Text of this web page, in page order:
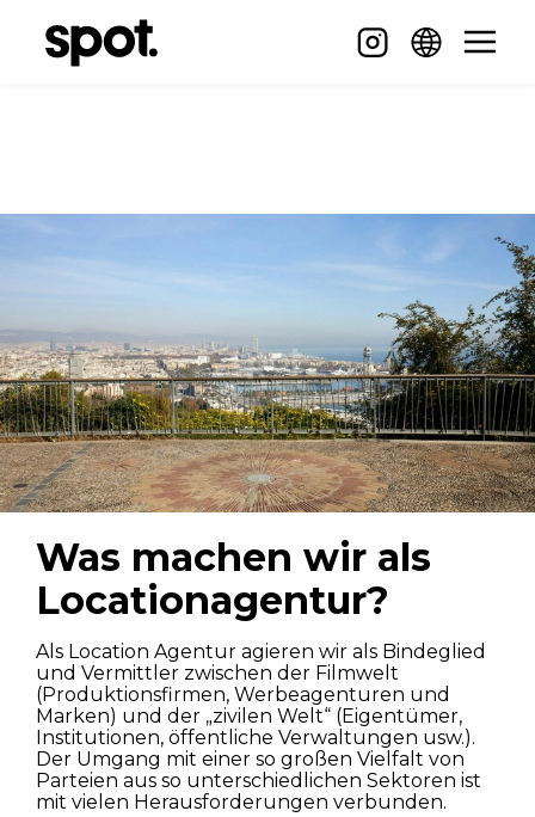
Was machen wir als
Locationagentur?
Als Location Agentur agieren wir als Bindeglied
und Vermittler zwischen der Filmwelt
(Produktionsfirmen, Werbeagenturen und
Marken) und der „zivilen Welt“ (Eigentümer,
Institutionen, öffentliche Verwaltungen usw.).
Der Umgang mit einer so großen Vielfalt von
Parteien aus so unterschiedlichen Sektoren ist
mit vielen Herausforderungen verbunden.